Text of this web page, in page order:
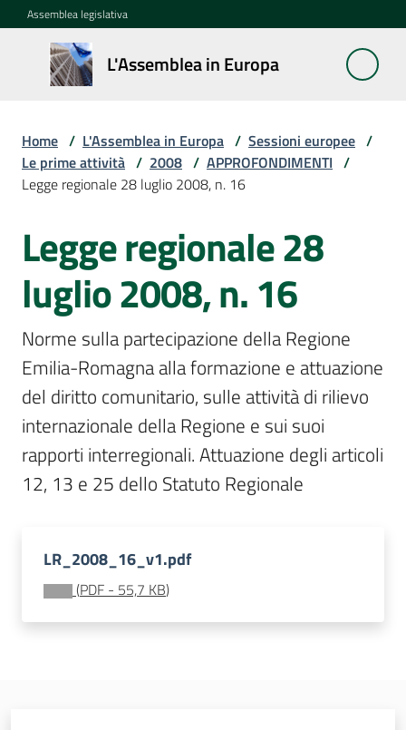
Vai al contenuto
Vai alla navigazione
Vai al footer
Assemblea legislativa
L'Assemblea in Europa
L'Assemblea
in Europa
Cos'è
la
La
Rete
europea
regionale
Le
Sessioni
europee
Menu selezionato
Notizie
Assemblea
legislativa
Home / L'Assemblea in Europa / Sessioni europee /
Le prime attività / 2008 / APPROFONDIMENTI /
Legge regionale 28 luglio 2008, n. 16
Legge regionale 28
luglio 2008, n. 16
Norme sulla partecipazione della Regione
Emilia-Romagna alla formazione e attuazione
del diritto comunitario, sulle attività di rilievo
internazionale della Regione e sui suoi
rapporti interregionali. Attuazione degli articoli
12, 13 e 25 dello Statuto Regionale
LR_2008_16_v1.pdf
(PDF - 55,7 KB)